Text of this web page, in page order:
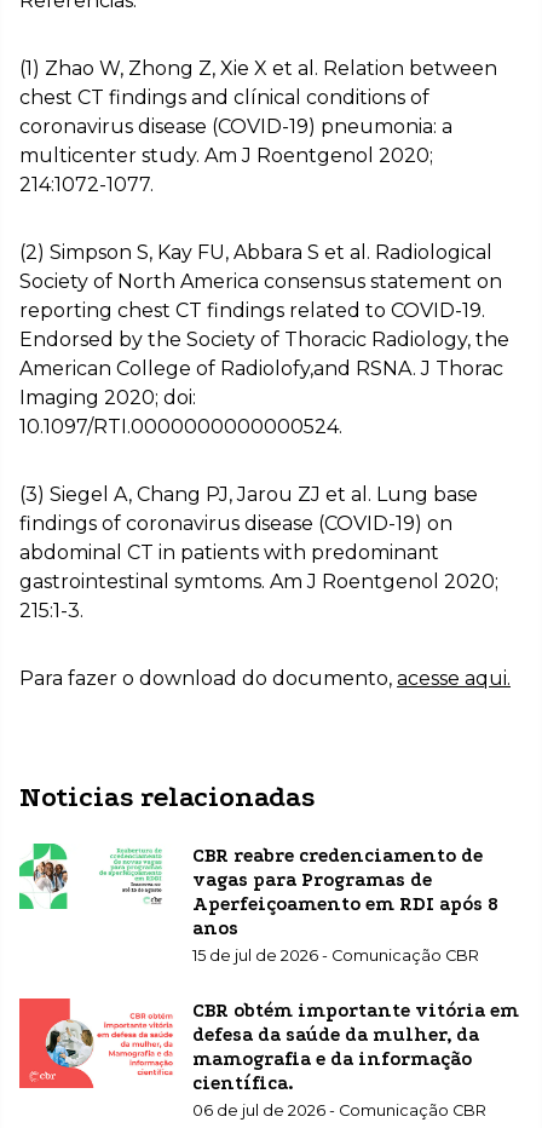
(1) Zhao W, Zhong Z, Xie X et al. Relation between
chest CT findings and clínical conditions of
coronavirus disease (COVID-19) pneumonia: a
multicenter study. Am J Roentgenol 2020;
214:1072-1077.
(2) Simpson S, Kay FU, Abbara S et al. Radiological
Society of North America consensus statement on
reporting chest CT findings related to COVID-19.
Endorsed by the Society of Thoracic Radiology, the
American College of Radiolofy,and RSNA. J Thorac
Imaging 2020; doi:
10.1097/RTI.0000000000000524.
(3) Siegel A, Chang PJ, Jarou ZJ et al. Lung base
findings of coronavirus disease (COVID-19) on
abdominal CT in patients with predominant
gastrointestinal symtoms. Am J Roentgenol 2020;
215:1-3.
Para fazer o download do documento, acesse aqui.
Noticias relacionadas
CBR reabre credenciamento de
vagas para Programas de
Aperfeiçoamento em RDI após 8
anos
15 de jul de 2026 - Comunicação CBR
CBR obtém importante vitória em
defesa da saúde da mulher, da
mamografia e da informação
científica.
06 de jul de 2026 - Comunicação CBR